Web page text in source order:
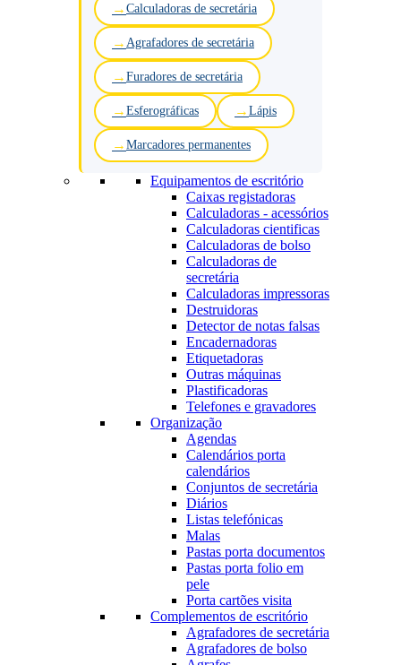
Calculadoras de secretária
Agrafadores de secretária
Furadores de secretária
Esferográficas Lápis
Marcadores permanentes
Equipamentos de escritório
Caixas registadoras
Calculadoras - acessórios
Calculadoras cientificas
Calculadoras de bolso
Calculadoras de
secretária
Calculadoras impressoras
Destruidoras
Detector de notas falsas
Encadernadoras
Etiquetadoras
Outras máquinas
Plastificadoras
Telefones e gravadores
Organização
Agendas
Calendários porta
calendários
Conjuntos de secretária
Diários
Listas telefónicas
Malas
Pastas porta documentos
Pastas porta folio em
pele
Porta cartões visita
Complementos de escritório
Agrafadores de secretária
Agrafadores de bolso